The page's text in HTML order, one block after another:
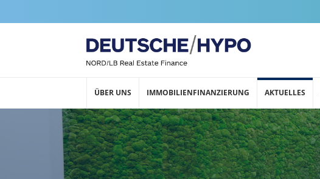
ÜBER UNS IMMOBILIENFINANZIERUNG AKTUELLES